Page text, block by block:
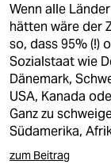
Wenn alle
hätten wäre der
so, dass 95% (!)
Sozialstaat wie
Dänemark,
USA, Kanada
Ganz zu
Südamerika,
zum Beitrag